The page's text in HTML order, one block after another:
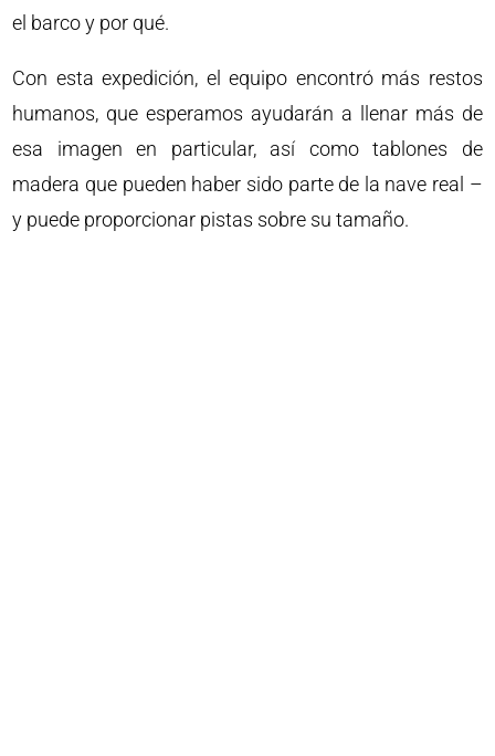
el barco y por qué.
Con esta expedición, el equipo encontró más restos
humanos, que esperamos ayudarán a llenar más de
esa imagen en particular, así como tablones de
madera que pueden haber sido parte de la nave real –
y puede proporcionar pistas sobre su tamaño.